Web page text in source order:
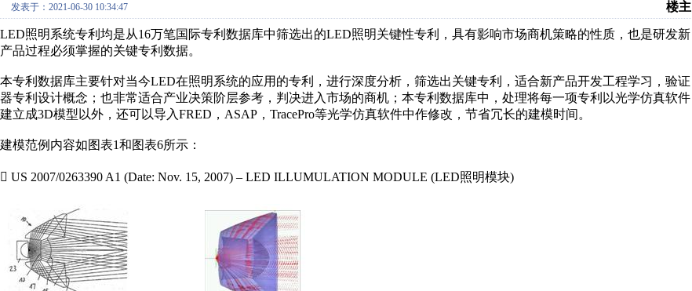
发表于：2021-06-30 10:34:47 楼主
LED照明系统专利均是从16万笔国际专利数据库中筛选出的LED照明关键性专利，具有影响市场商机策略的性质，也是研发新
产品过程必须掌握的关键专利数据。
本专利数据库主要针对当今LED在照明系统的应用的专利，进行深度分析，筛选出关键专利，适合新产品开发工程学习，验证
器专利设计概念；也非常适合产业决策阶层参考，判决进入市场的商机；本专利数据库中，处理将每一项专利以光学仿真软件
建立成3D模型以外，还可以导入FRED，ASAP，TracePro等光学仿真软件中作修改，节省冗长的建模时间。
建模范例内容如图表1和图表6所示：
 US 2007/0263390 A1 (Date: Nov. 15, 2007) – LED ILLUMULATION MODULE (LED照明模块)